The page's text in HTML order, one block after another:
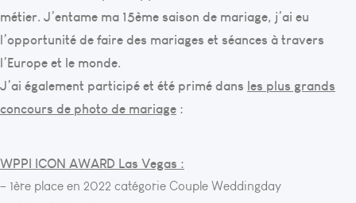
métier. J’entame ma 15ème saison de mariage, j’ai eu
l’opportunité de faire des mariages et séances à travers
l’Europe et le monde.
J’ai également participé et été primé dans les plus grands
concours de photo de mariage :
WPPI ICON AWARD Las Vegas :
– 1ère place en 2022 catégorie Couple Weddingday